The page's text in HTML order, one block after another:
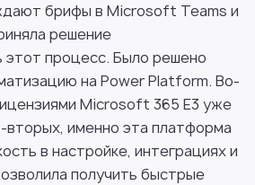
брифы в Microsoft Teams и
решение
этот процесс. Было решено
на Power Platform. Во-
Microsoft 365 E3 уже
вторых, именно эта платформа
в настройке, интеграциях и
получить быстрые